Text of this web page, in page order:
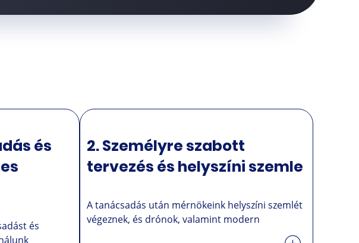
és
és
2. Személyre szabott
tervezés és helyszíni szemle
A tanácsadás után mérnökeink helyszíni szemlét
végeznek, és drónok, valamint modern
szoftverek segítségével készítenek egy részletes